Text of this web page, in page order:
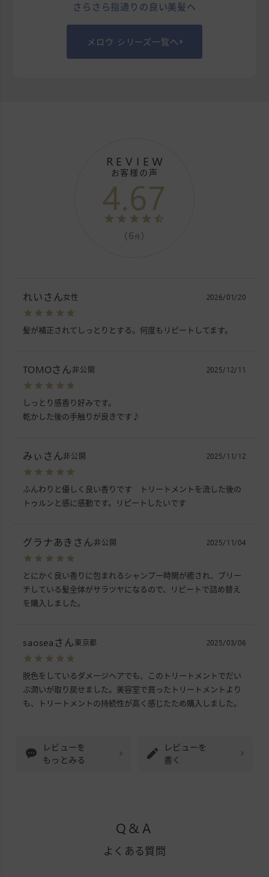
さらさら指通りの良い美髪へ
メロウ シリーズ一覧へ
REVIEW
お客様の声
4.67
（6 件）
れい 女性 2026/01/20
髪が補正されてしっとりとする。何度もリピートしてます。
TOMO 非公開 2025/12/11
しっとり感香り好みです。
乾かした後の手触りが良きです♪
みぃ 非公開 2025/11/12
ふんわりと優しく良い香りです　トリートメントを流した後の
トゥルンと感に感動です。リピートしたいです
グラナあき 非公開 2025/11/04
とにかく良い香りに包まれるシャンプー時間が癒され、ブリー
チしている髪全体がサラツヤになるので、リピートで詰め替え
を購入しました。
saosea 東京都 2025/03/06
脱色をしているダメージヘアでも、このトリートメントでだい
ぶ潤いが取り戻せました。美容室で買ったトリートメントより
も、トリートメントの持続性が高く感じたため購入しました。
レビューを
もっとみる
レビューを
書く
Q&A
よくある質問